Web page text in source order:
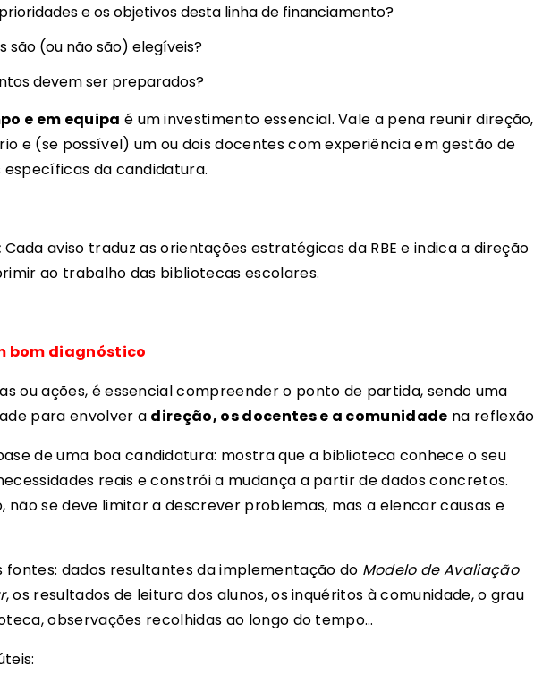
e os objetivos desta linha de financiamento?
são (ou não são) elegíveis?
devem ser preparados?
e em equipa é um investimento essencial. Vale a pena reunir direção,
e (se possível) um ou dois docentes com experiência em gestão de
da candidatura.
Cada aviso traduz as orientações estratégicas da RBE e indica a direção
ao trabalho das bibliotecas escolares.
bom diagnóstico
ou ações, é essencial compreender o ponto de partida, sendo uma
para envolver a direção, os docentes e a comunidade na
de uma boa candidatura: mostra que a biblioteca conhece o seu
reais e constrói a mudança a partir de dados concretos.
não se deve limitar a descrever problemas, mas a elencar causas e
fontes: dados resultantes da implementação do Modelo de Avaliação
, os resultados de leitura dos alunos, os inquéritos à comunidade, o grau
observações recolhidas ao longo do tempo…